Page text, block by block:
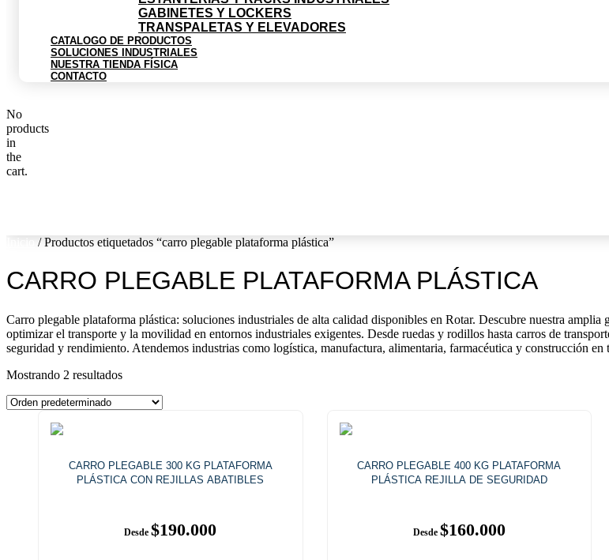
GABINETES Y LOCKERS
TRANSPALETAS Y ELEVADORES
CATALOGO DE PRODUCTOS
SOLUCIONES INDUSTRIALES
NUESTRA TIENDA FÍSICA
CONTACTO
No
products
in
the
cart.
/ Productos etiquetados “carro plegable plataforma plástica”
CARRO PLEGABLE PLATAFORMA PLÁSTICA
Carro plegable plataforma plástica: soluciones industriales de alta calidad disponibles en Rotar. Descubre nuestra
optimizar el transporte y la movilidad en entornos industriales exigentes. Desde ruedas y rodillos hasta carros de
seguridad y rendimiento. Atendemos industrias como logística, manufactura, alimentaria, farmacéutica y construcción
Mostrando 2 resultados
CARRO PLEGABLE 300 KG PLATAFORMA
PLÁSTICA CON REJILLAS ABATIBLES
$190.000
CARRO PLEGABLE 400 KG PLATAFORMA
PLÁSTICA REJILLA DE SEGURIDAD
$160.000